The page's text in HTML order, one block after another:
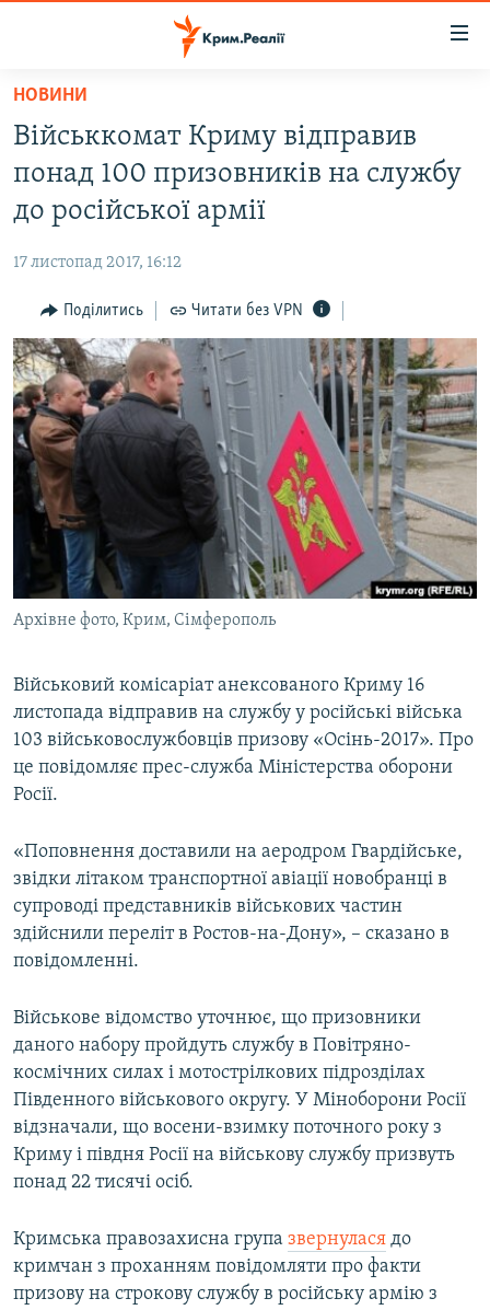
Перейти
основного
матеріалу
до
основної
Перейти
до
пошуку
ВІДЕО ТА ФОТО
БЛОГИ
ПОГЛЯД
ІНТЕРВ'Ю
ВСЕ ЗА ДЕНЬ
СПЕЦПРОЕКТИ
ДЕПОРТАЦІЯ
ВІДЕОУРОКИ «ELIFBE»
СВІДЧЕННЯ ОКУПАЦІЇ
УКРАЇНСЬКА ПРОБЛЕМА КРИМУ
ІНФОГРАФІКА
ЯК ОБІЙТИ БЛОКУВАННЯ
Русский
Qırımtatar
ДОЛУЧАЙСЯ!
Усі сайти RFE/RL
НОВИНИ
Військкомат Криму відправив
понад 100 призовників на службу
до російської армії
17 листопад 2017, 16:12
Поділитись Читати без VPN
Архівне фото, Крим, Сімферополь
Військовий комісаріат анексованого Криму 16
листопада відправив на службу у російські війська
103 військовослужбовців призову «Осінь-2017». Про
це повідомляє прес-служба Міністерства оборони
Росії.
«Поповнення доставили на аеродром Гвардійське,
звідки літаком транспортної авіації новобранці в
супроводі представників військових частин
здійснили переліт в Ростов-на-Дону», – сказано в
повідомленні.
Військове відомство уточнює, що призовники
даного набору пройдуть службу в Повітряно-
космічних силах і мотострілкових підрозділах
Південного військового округу. У Міноборони Росії
відзначали, що восени-взимку поточного року з
Криму і півдня Росії на військову службу призвуть
понад 22 тисячі осіб.
Кримська правозахисна група звернулася до
кримчан з проханням повідомляти про факти
призову на строкову службу в російську армію з